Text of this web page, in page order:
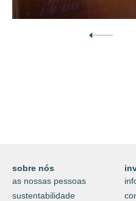
sobre nós
as nossas pessoas
sustentabilidade